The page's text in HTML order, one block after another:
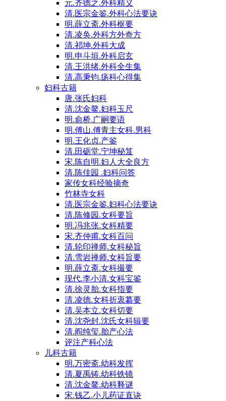
元.齐德之.外科精义
清.医宗金鉴.外科心法要诀
明.薛立斋.外科枢要
清.凌奂.外科方外奇方
清.祁坤.外科大成
明.申斗垣.外科启玄
清.王洪绪.外科全生集
清.高秉钧.疡科心得集
妇科古籍
唐.张氏妇科
清.沈金鳌.妇科玉尺
明.俞桥.广嗣要语
明.傅山.傅青主女科.男科
明.王化贞.产鉴
清.田砺堂.宁坤秘笈
宋.陈自明.妇人大全良方
清.陈佳园 .妇科问答
家传女科经验摘奇
竹林寺女科
清.医宗金鉴.妇科心法要诀
清.陈修园.女科要旨
明.冯兆张.女科精要
宋.齐仲甫.女科百问
清.轮印禅师.女科秘旨
清.雪岩禅师.女科旨要
明.薛立斋.女科撮要
现代.李小清.女科宝鉴
清.徐灵胎.女科指要
清.凌德.女科折衷纂要
清.吴本立.女科切要
清.沈尧封.沈氏女科辑要
清.阎纯玺.胎产心法
评注产科心法
儿科古籍
明.万密斋.幼科发挥
清.夏禹铸.幼科铁镜
清.沈金鳌.幼科释谜
宋.钱乙.小儿药证直诀